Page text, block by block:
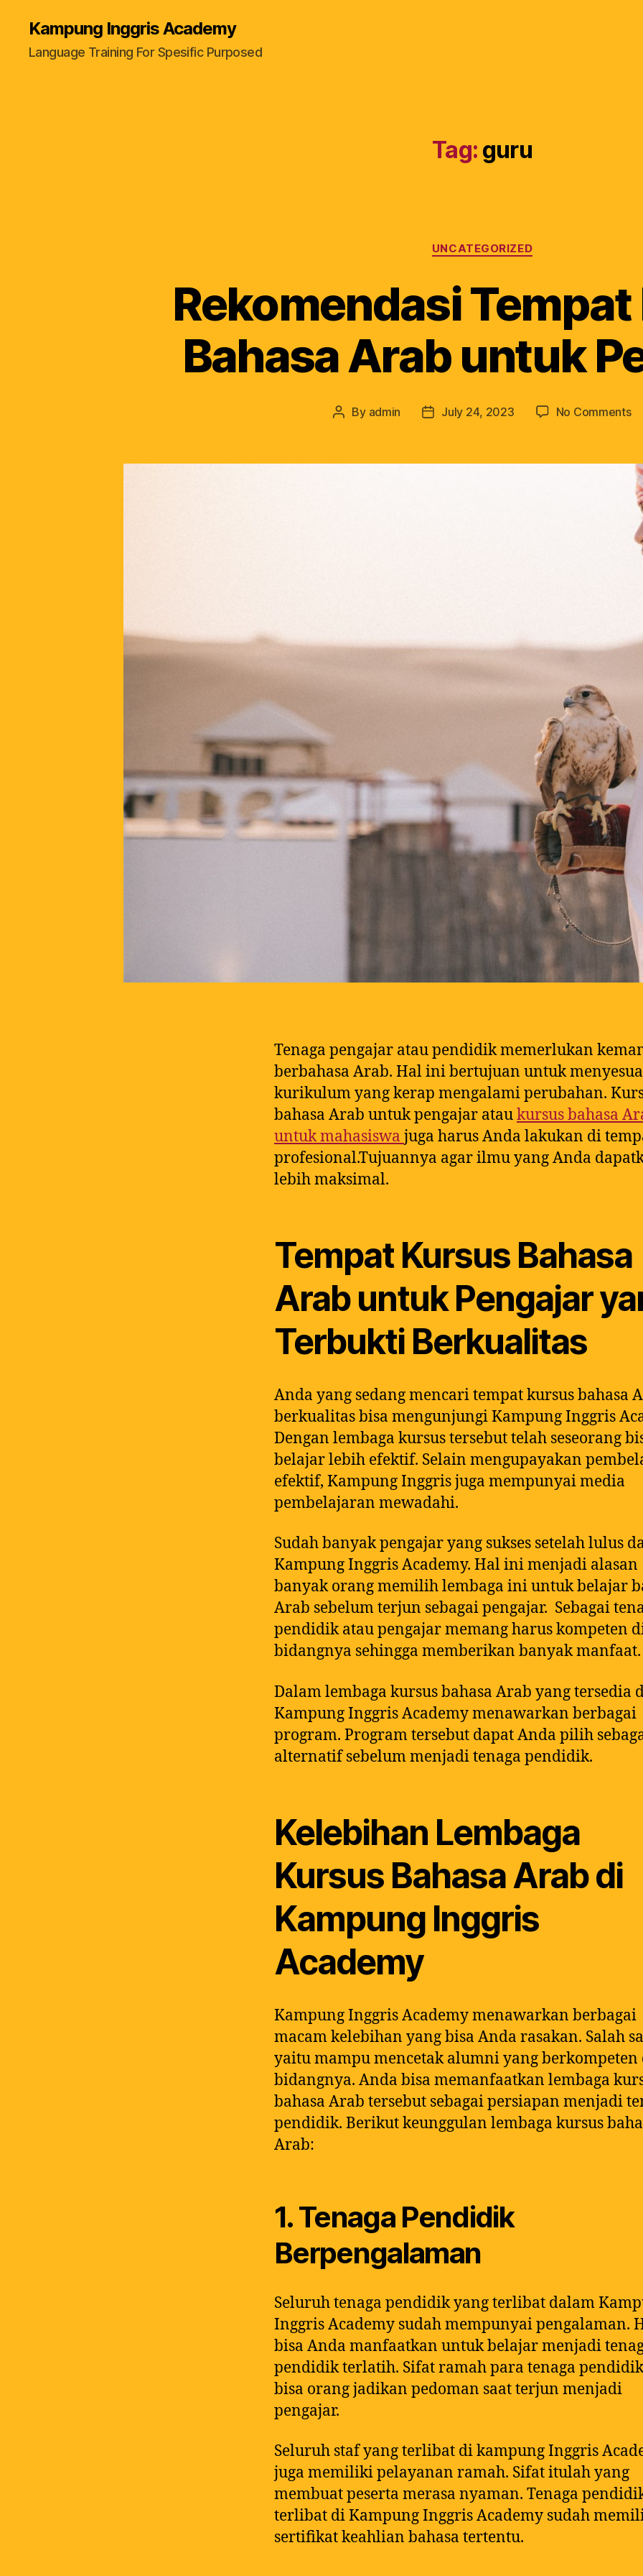
Kampung Inggris Academy
Language Training For Spesific Purposed
Tag: guru
UNCATEGORIZED
Rekomendasi
Bahasa Arab untuk
By admin July 24, 2023 No Comments
Tenaga pengajar atau pendidik memerlukan
berbahasa Arab. Hal ini bertujuan untuk
kurikulum yang kerap mengalami perubahan.
bahasa Arab untuk pengajar ataukursus bahasa
untuk mahasiswa juga harus Anda lakukan di
profesional.Tujuannya agar ilmu yang Anda
lebih maksimal.
Tempat Kursus Bahasa
Arab untuk Pengajar
Terbukti Berkualitas
Anda yang sedang mencari tempat kursus bahasa
berkualitas bisa mengunjungi Kampung Inggris
Dengan lembaga kursus tersebut telah seseorang
belajar lebih efektif. Selain mengupayakan
efektif, Kampung Inggris juga mempunyai media
pembelajaran mewadahi.
Sudah banyak pengajar yang sukses setelah lulus
Kampung Inggris Academy. Hal ini menjadi alasan
banyak orang memilih lembaga ini untuk belajar
Arab sebelum terjun sebagai pengajar. Sebagai
pendidik atau pengajar memang harus kompeten
bidangnya sehingga memberikan banyak manfaat.
Dalam lembaga kursus bahasa Arab yang tersedia
Kampung Inggris Academy menawarkan berbagai
program. Program tersebut dapat Anda pilih
alternatif sebelum menjadi tenaga pendidik.
Kelebihan Lembaga
Kursus Bahasa Arab di
Kampung Inggris
Academy
Kampung Inggris Academy menawarkan berbagai
macam kelebihan yang bisa Anda rasakan. Salah
yaitu mampu mencetak alumni yang berkompeten
bidangnya. Anda bisa memanfaatkan lembaga
bahasa Arab tersebut sebagai persiapan menjadi
pendidik. Berikut keunggulan lembaga kursus
Arab:
1. Tenaga Pendidik
Berpengalaman
Seluruh tenaga pendidik yang terlibat dalam
Inggris Academy sudah mempunyai pengalaman.
bisa Anda manfaatkan untuk belajar menjadi
pendidik terlatih. Sifat ramah para tenaga
bisa orang jadikan pedoman saat terjun menjadi
pengajar.
Seluruh staf yang terlibat di kampung Inggris
juga memiliki pelayanan ramah. Sifat itulah yang
membuat peserta merasa nyaman. Tenaga
terlibat di Kampung Inggris Academy sudah
sertifikat keahlian bahasa tertentu.